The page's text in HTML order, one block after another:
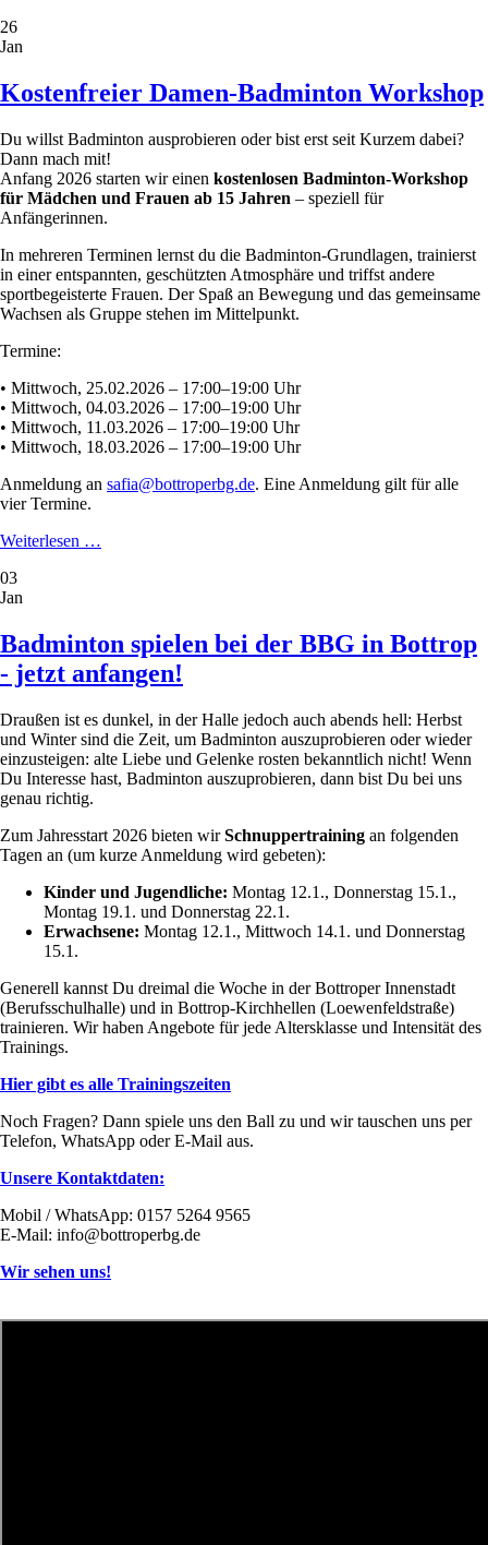
26
Jan
Kostenfreier Damen-Badminton Workshop
Du willst Badminton ausprobieren oder bist erst seit Kurzem dabei?
Dann mach mit!
Anfang 2026 starten wir einen kostenlosen Badminton-Workshop
für Mädchen und Frauen ab 15 Jahren – speziell für
Anfängerinnen.
In mehreren Terminen lernst du die Badminton-Grundlagen, trainierst
in einer entspannten, geschützten Atmosphäre und triffst andere
sportbegeisterte Frauen. Der Spaß an Bewegung und das gemeinsame
Wachsen als Gruppe stehen im Mittelpunkt.
Termine:
• Mittwoch, 25.02.2026 – 17:00–19:00 Uhr
• Mittwoch, 04.03.2026 – 17:00–19:00 Uhr
• Mittwoch, 11.03.2026 – 17:00–19:00 Uhr
• Mittwoch, 18.03.2026 – 17:00–19:00 Uhr
Anmeldung an safia@bottroperbg.de. Eine Anmeldung gilt für alle
vier Termine.
Weiterlesen …
03
Jan
Badminton spielen bei der BBG in Bottrop
- jetzt anfangen!
Draußen ist es dunkel, in der Halle jedoch auch abends hell: Herbst
und Winter sind die Zeit, um Badminton auszuprobieren oder wieder
einzusteigen: alte Liebe und Gelenke rosten bekanntlich nicht! Wenn
Du Interesse hast, Badminton auszuprobieren, dann bist Du bei uns
genau richtig.
Zum Jahresstart 2026 bieten wirSchnuppertraining an folgenden
Tagen an (um kurze Anmeldung wird gebeten):
Kinder und Jugendliche: Montag 12.1., Donnerstag 15.1.,
Montag 19.1. und Donnerstag 22.1.
Erwachsene: Montag 12.1., Mittwoch 14.1. und Donnerstag
15.1.
Generell kannst Du dreimal die Woche in der Bottroper Innenstadt
(Berufsschulhalle) und in Bottrop-Kirchhellen (Loewenfeldstraße)
trainieren. Wir haben Angebote für jede Altersklasse und Intensität des
Trainings.
Hier gibt es alle Trainingszeiten
Noch Fragen? Dann spiele uns den Ball zu und wir tauschen uns per
Telefon, WhatsApp oder E-Mail aus.
Unsere Kontaktdaten:
Mobil / WhatsApp: 0157 5264 9565
E-Mail: info@bottroperbg.de
Wir sehen uns!